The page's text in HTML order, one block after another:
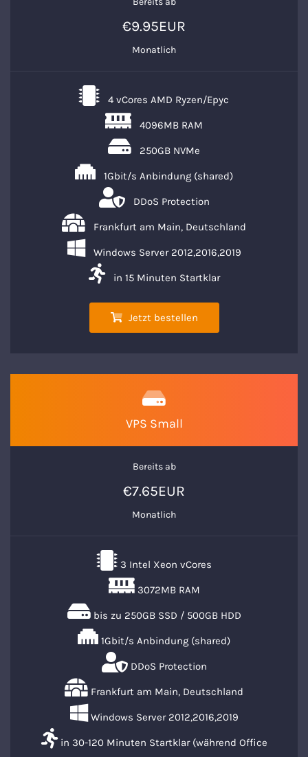
€9.95EUR
Monatlich
4 vCores AMD Ryzen/Epyc
4096MB RAM
250GB NVMe
1Gbit/s Anbindung (shared)
DDoS Protection
Frankfurt am Main, Deutschland
Windows Server 2012,2016,2019
in 15 Minuten Startklar
Jetzt bestellen
VPS Small
Bereits ab
€7.65EUR
Monatlich
3 Intel Xeon vCores
3072MB RAM
bis zu 250GB SSD / 500GB HDD
1Gbit/s Anbindung (shared)
DDoS Protection
Frankfurt am Main, Deutschland
Windows Server 2012,2016,2019
in 30-120 Minuten Startklar (während Office